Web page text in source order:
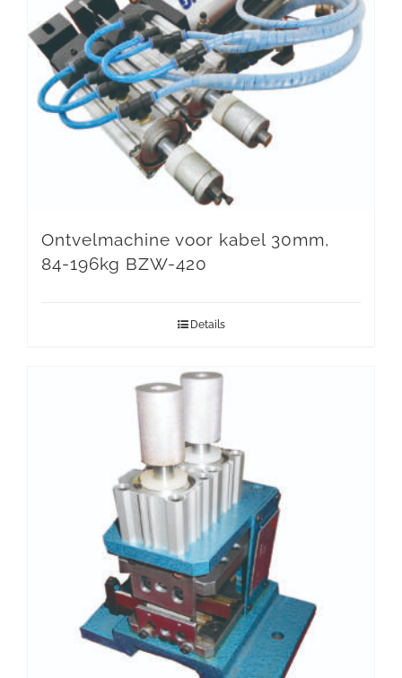
Ontvelmachine voor kabel 30mm,
84-196kg BZW-420
Details